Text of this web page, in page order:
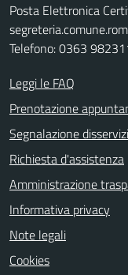
Posta Elettronica
Telefono: 0363
Leggi le FAQ
Prenotazione
Segnalazione
Richiesta d'assistenza
Amministrazione
Informativa privacy
Note legali
Cookies